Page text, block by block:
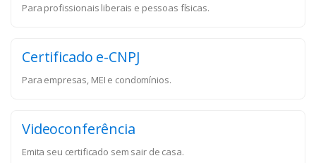
Para profissionais liberais e pessoas físicas.
Certificado e-CNPJ
Para empresas, MEI e condomínios.
Videoconferência
Emita seu certificado sem sair de casa.